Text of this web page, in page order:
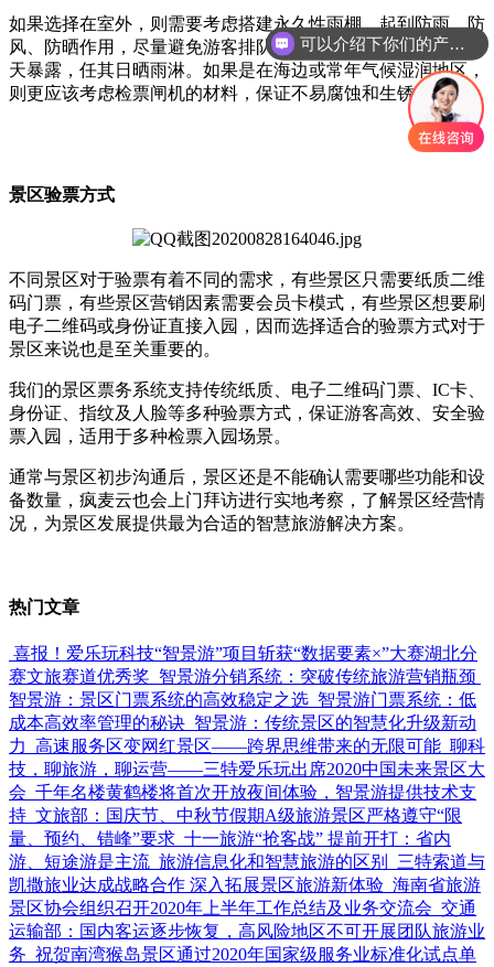
如果选择在室外，则需要考虑搭建永久性雨棚，起到防雨、防
风、防晒作用，尽量避免游客排队区、工作人员和闸机设备露
天暴露，任其日晒雨淋。如果是在海边或常年气候湿润地区，
则更应该考虑检票闸机的材料，保证不易腐蚀和生锈。
景区验票方式
不同景区对于验票有着不同的需求，有些景区只需要纸质二维
码门票，有些景区营销因素需要会员卡模式，有些景区想要刷
电子二维码或身份证直接入园，因而选择适合的验票方式对于
景区来说也是至关重要的。
我们的景区票务系统支持传统纸质、电子二维码门票、IC卡、
身份证、指纹及人脸等多种验票方式，保证游客高效、安全验
票入园，适用于多种检票入园场景。
通常与景区初步沟通后，景区还是不能确认需要哪些功能和设
备数量，疯麦云也会上门拜访进行实地考察，了解景区经营情
况，为景区发展提供最为合适的智慧旅游解决方案。
热门文章
喜报！爱乐玩科技“智景游”项目斩获“数据要素×”大赛湖北分
赛文旅赛道优秀奖 智景游分销系统：突破传统旅游营销瓶颈
智景游：景区门票系统的高效稳定之选 智景游门票系统：低
成本高效率管理的秘诀 智景游：传统景区的智慧化升级新动
力 高速服务区变网红景区——跨界思维带来的无限可能 聊科
技，聊旅游，聊运营——三特爱乐玩出席2020中国未来景区大
会 千年名楼黄鹤楼将首次开放夜间体验，智景游提供技术支
持 文旅部：国庆节、中秋节假期A级旅游景区严格遵守“限
量、预约、错峰”要求 十一旅游“抢客战” 提前开打：省内
游、短途游是主流 旅游信息化和智慧旅游的区别
三特索道与
凯撒旅业达成战略合作 深入拓展景区旅游新体验 海南省旅游
景区协会组织召开2020年上半年工作总结及业务交流会 交通
运输部：国内客运逐步恢复，高风险地区不可开展团队旅游业
务 祝贺南湾猴岛景区通过2020年国家级服务业标准化试点单
可以介绍下你们的产品么